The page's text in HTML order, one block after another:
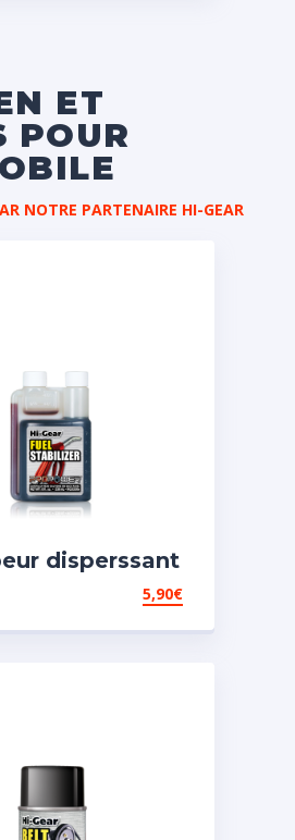
ET
POUR
NOTRE PARTENAIRE HI-GEAR
disperssant
carburant
5,90€